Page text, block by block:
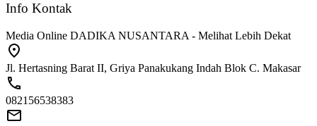
Info Kontak
Media Online DADIKA NUSANTARA - Melihat Lebih Dekat
Jl. Hertasning Barat II, Griya Panakukang Indah Blok C. Makasar
082156538383